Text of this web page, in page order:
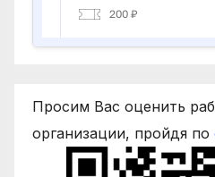
Просим Вас оценить
организации, пройдя по